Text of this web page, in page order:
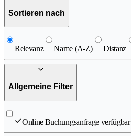
Sortieren nach
Relevanz Name (A-Z) Distanz
Allgemeine Filter
Online Buchungsanfrage verfügbar